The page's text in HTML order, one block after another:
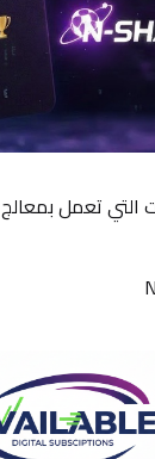
التي تعمل بمعالج